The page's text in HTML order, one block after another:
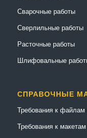
Сварочные работы
Сверлильные работы
Расточные работы
Шлифовальные
СПРАВОЧНЫЕ
Требования к файлам
Требования к